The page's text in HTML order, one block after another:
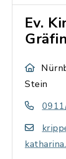
Ev.
Stein